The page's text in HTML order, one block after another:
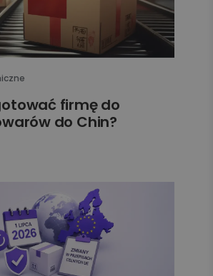
firmę do
do Chin?